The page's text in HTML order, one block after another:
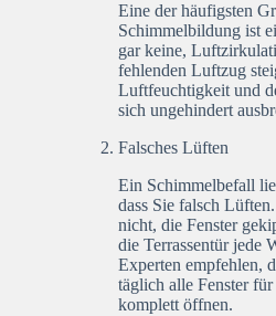
Eine der häufigsten
Schimmelbildung ist
gar keine,
fehlenden Luftzug
Luftfeuchtigkeit und
sich ungehindert
Falsches Lüften
Ein Schimmelbefall
dass Sie falsch
nicht, die Fenster
die Terrassentür jede
Experten empfehlen,
täglich alle Fenster
komplett öffnen.